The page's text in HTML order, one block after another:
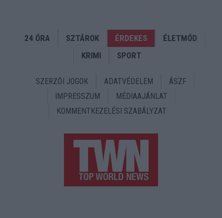
24 ÓRA SZTÁROK ÉRDEKES
ÉLETMÓD
KRIMI
SPORT
SZERZŐI JOGOK ADATVÉDELEM
ÁSZF
IMPRESSZUM
MÉDIAAJÁNLAT
KOMMENTKEZELÉSI SZABÁLYZAT